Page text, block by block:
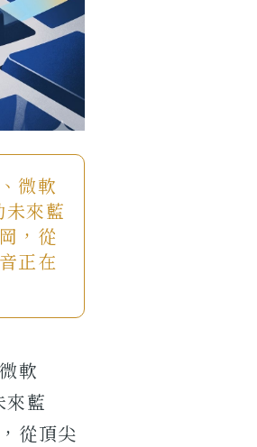
微軟
來藍
，從
正在
軟
藍
從頂尖